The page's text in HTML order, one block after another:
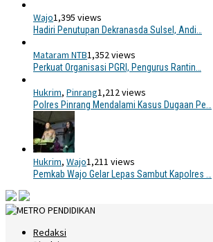
Wajo1,395 views
Hadiri Penutupan Dekranasda Sulsel, Andi…
Mataram NTB1,352 views
Perkuat Organisasi PGRI, Pengurus Rantin…
Hukrim, Pinrang1,212 views
Polres Pinrang Mendalami Kasus Dugaan Pe…
Hukrim, Wajo1,211 views
Pemkab Wajo Gelar Lepas Sambut Kapolres …
Redaksi